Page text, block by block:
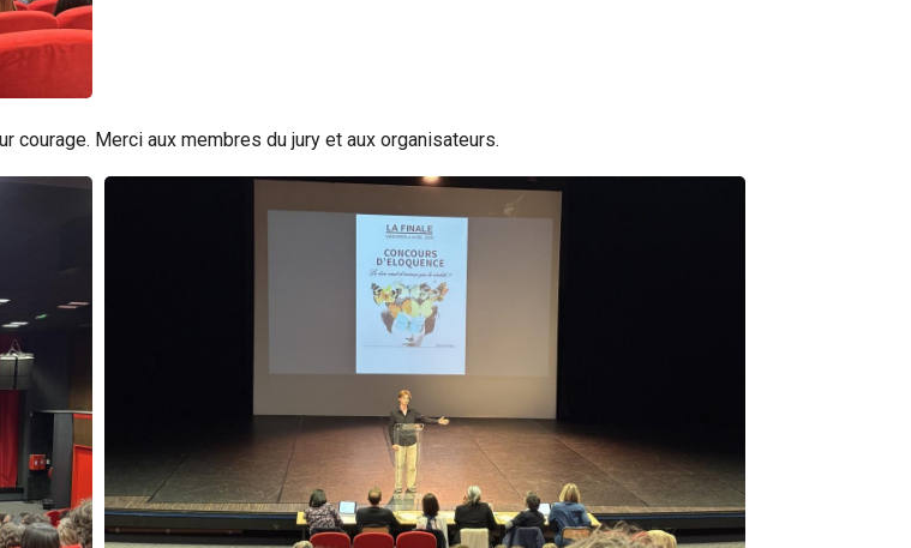
Merci aux membres du jury et aux organisateurs.